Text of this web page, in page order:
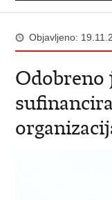
Objavljeno:
Odobreno